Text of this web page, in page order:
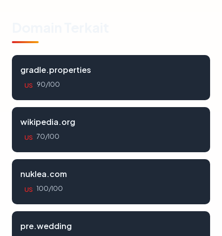
gradle.properties
US 90/100
wikipedia.org
US 70/100
nuklea.com
US 100/100
pre.wedding